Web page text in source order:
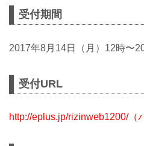
受付期間
2017年8月14日（月）12時〜
受付URL
http://eplus.jp/rizinweb1200/（